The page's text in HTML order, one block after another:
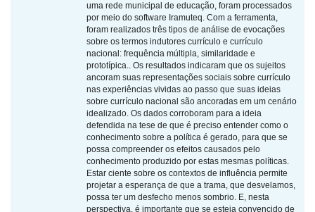
uma rede municipal de educação, foram processados
por meio do software Iramuteq. Com a ferramenta,
foram realizados três tipos de análise de evocações
sobre os termos indutores currículo e currículo
nacional: frequência múltipla, similaridade e
prototípica.. Os resultados indicaram que os sujeitos
ancoram suas representações sociais sobre currículo
nas experiências vividas ao passo que suas ideias
sobre currículo nacional são ancoradas em um cenário
idealizado. Os dados corroboram para a ideia
defendida na tese de que é preciso entender como o
conhecimento sobre a política é gerado, para que se
possa compreender os efeitos causados pelo
conhecimento produzido por estas mesmas políticas.
Estar ciente sobre os contextos de influência permite
projetar a esperança de que a trama, que desvelamos,
possa ter um desfecho menos sombrio. E, nesta
perspectiva, é importante que se esteja convencido de